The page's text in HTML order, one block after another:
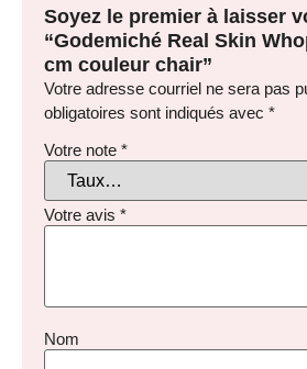
Soyez le premier à laisser
“Godemiché Real Skin
cm couleur chair”
Votre adresse courriel ne sera pas
obligatoires sont indiqués avec *
Votre note *
Votre avis *
Nom